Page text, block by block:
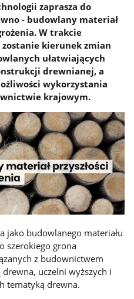
zaprasza do
- budowlany materiał
W trakcie
kierunek zmian
ułatwiających
drewnianej, a
wykorzystania
krajowym.
jako budowlanego materiału
szerokiego grona
z budownictwem
uczelni wyższych i
tematyką drewna.